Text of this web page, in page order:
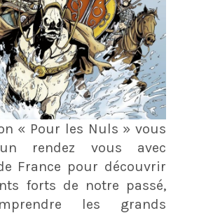
« Pour les Nuls » vous
rendez vous avec
France pour découvrir
forts de notre passé,
les grands